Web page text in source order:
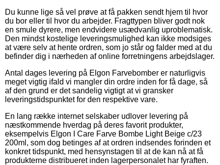
Du kunne lige så vel prøve at få pakken sendt hjem til hvor
du bor eller til hvor du arbejder. Fragttypen bliver godt nok
en smule dyrere, men endvidere usædvanlig uproblematisk.
Den mindst kostelige leveringsmulighed kan ikke modsiges
at være selv at hente ordren, som jo står og falder med at du
befinder dig i nærheden af online forretningens arbejdslager.
Antal dages levering på Elgon Farvebomber er naturligvis
meget vigtig ifald vi mangler din ordre inden for få dage, så
af den grund er det sandelig vigtigt at vi gransker
leveringstidspunktet for den respektive vare.
En lang række internet selskaber udlover levering på
næstkommende hverdag på deres favorit produkter,
eksempelvis Elgon I Care Farve Bombe Light Beige c/23
200ml, som dog betinges af at ordren indsendes forinden et
konkret tidspunkt, med hensynstagen til at de kan nå at få
produkterne distribueret inden lagerpersonalet har fyraften.